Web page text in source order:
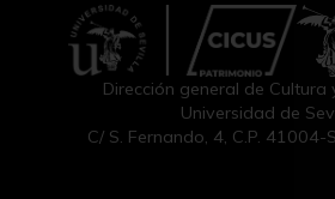
Dirección general de Cultura
Universidad de
C/ S. Fernando, 4, C.P. 41004-